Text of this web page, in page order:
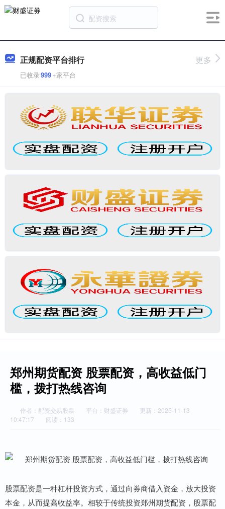
正规配资平台排行
已收录999+家平台
更多
郑州期货配资 股票配资，高收益低门
槛，拨打热线咨询
作者：配资交易股票 平台：财盛证券
更新：2025-11-13
10:47:17
阅读：133
股票配资是一种杠杆投资方式，通过向券商借入资金，放大投资
本金，从而提高收益率。相较于传统投资郑州期货配资，股票配